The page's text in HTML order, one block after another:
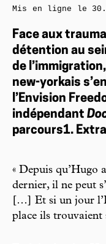
Face aux
détention au
de
new-yorkais
l’Envision
indépendant
parcours1.
« Depuis qu’Hugo
dernier, il ne peut
[…] Et si un jour
place ils trouvaient
Mis en ligne le